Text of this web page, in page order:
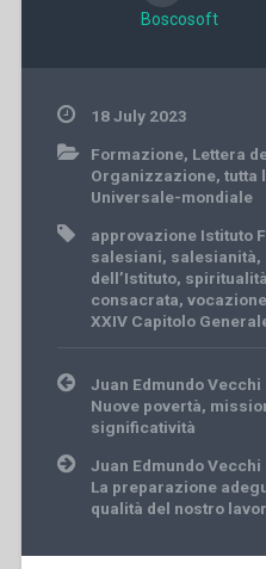
Boscosoft
18 July 2023
Formazione, Lettera
Organizzazione, tutta
Universale-mondiale
approvazione Istituto
salesiani, salesianità,
dell’Istituto,
consacrata,
XXIV Capitolo
Post
navigation
Juan Edmundo
Nuove povertà,
significatività
Juan Edmundo Vecchi
La preparazione
qualità del nostro